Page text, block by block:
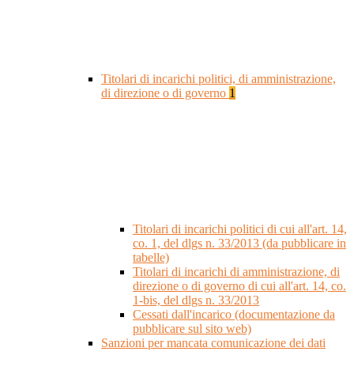
Titolari di incarichi politici, di amministrazione,
di direzione o di governo 1
Titolari di incarichi politici di cui all'art. 14,
co. 1, del dlgs n. 33/2013 (da pubblicare in
tabelle)
Titolari di incarichi di amministrazione, di
direzione o di governo di cui all'art. 14, co.
1-bis, del dlgs n. 33/2013
Cessati dall'incarico (documentazione da
pubblicare sul sito web)
Sanzioni per mancata comunicazione dei dati